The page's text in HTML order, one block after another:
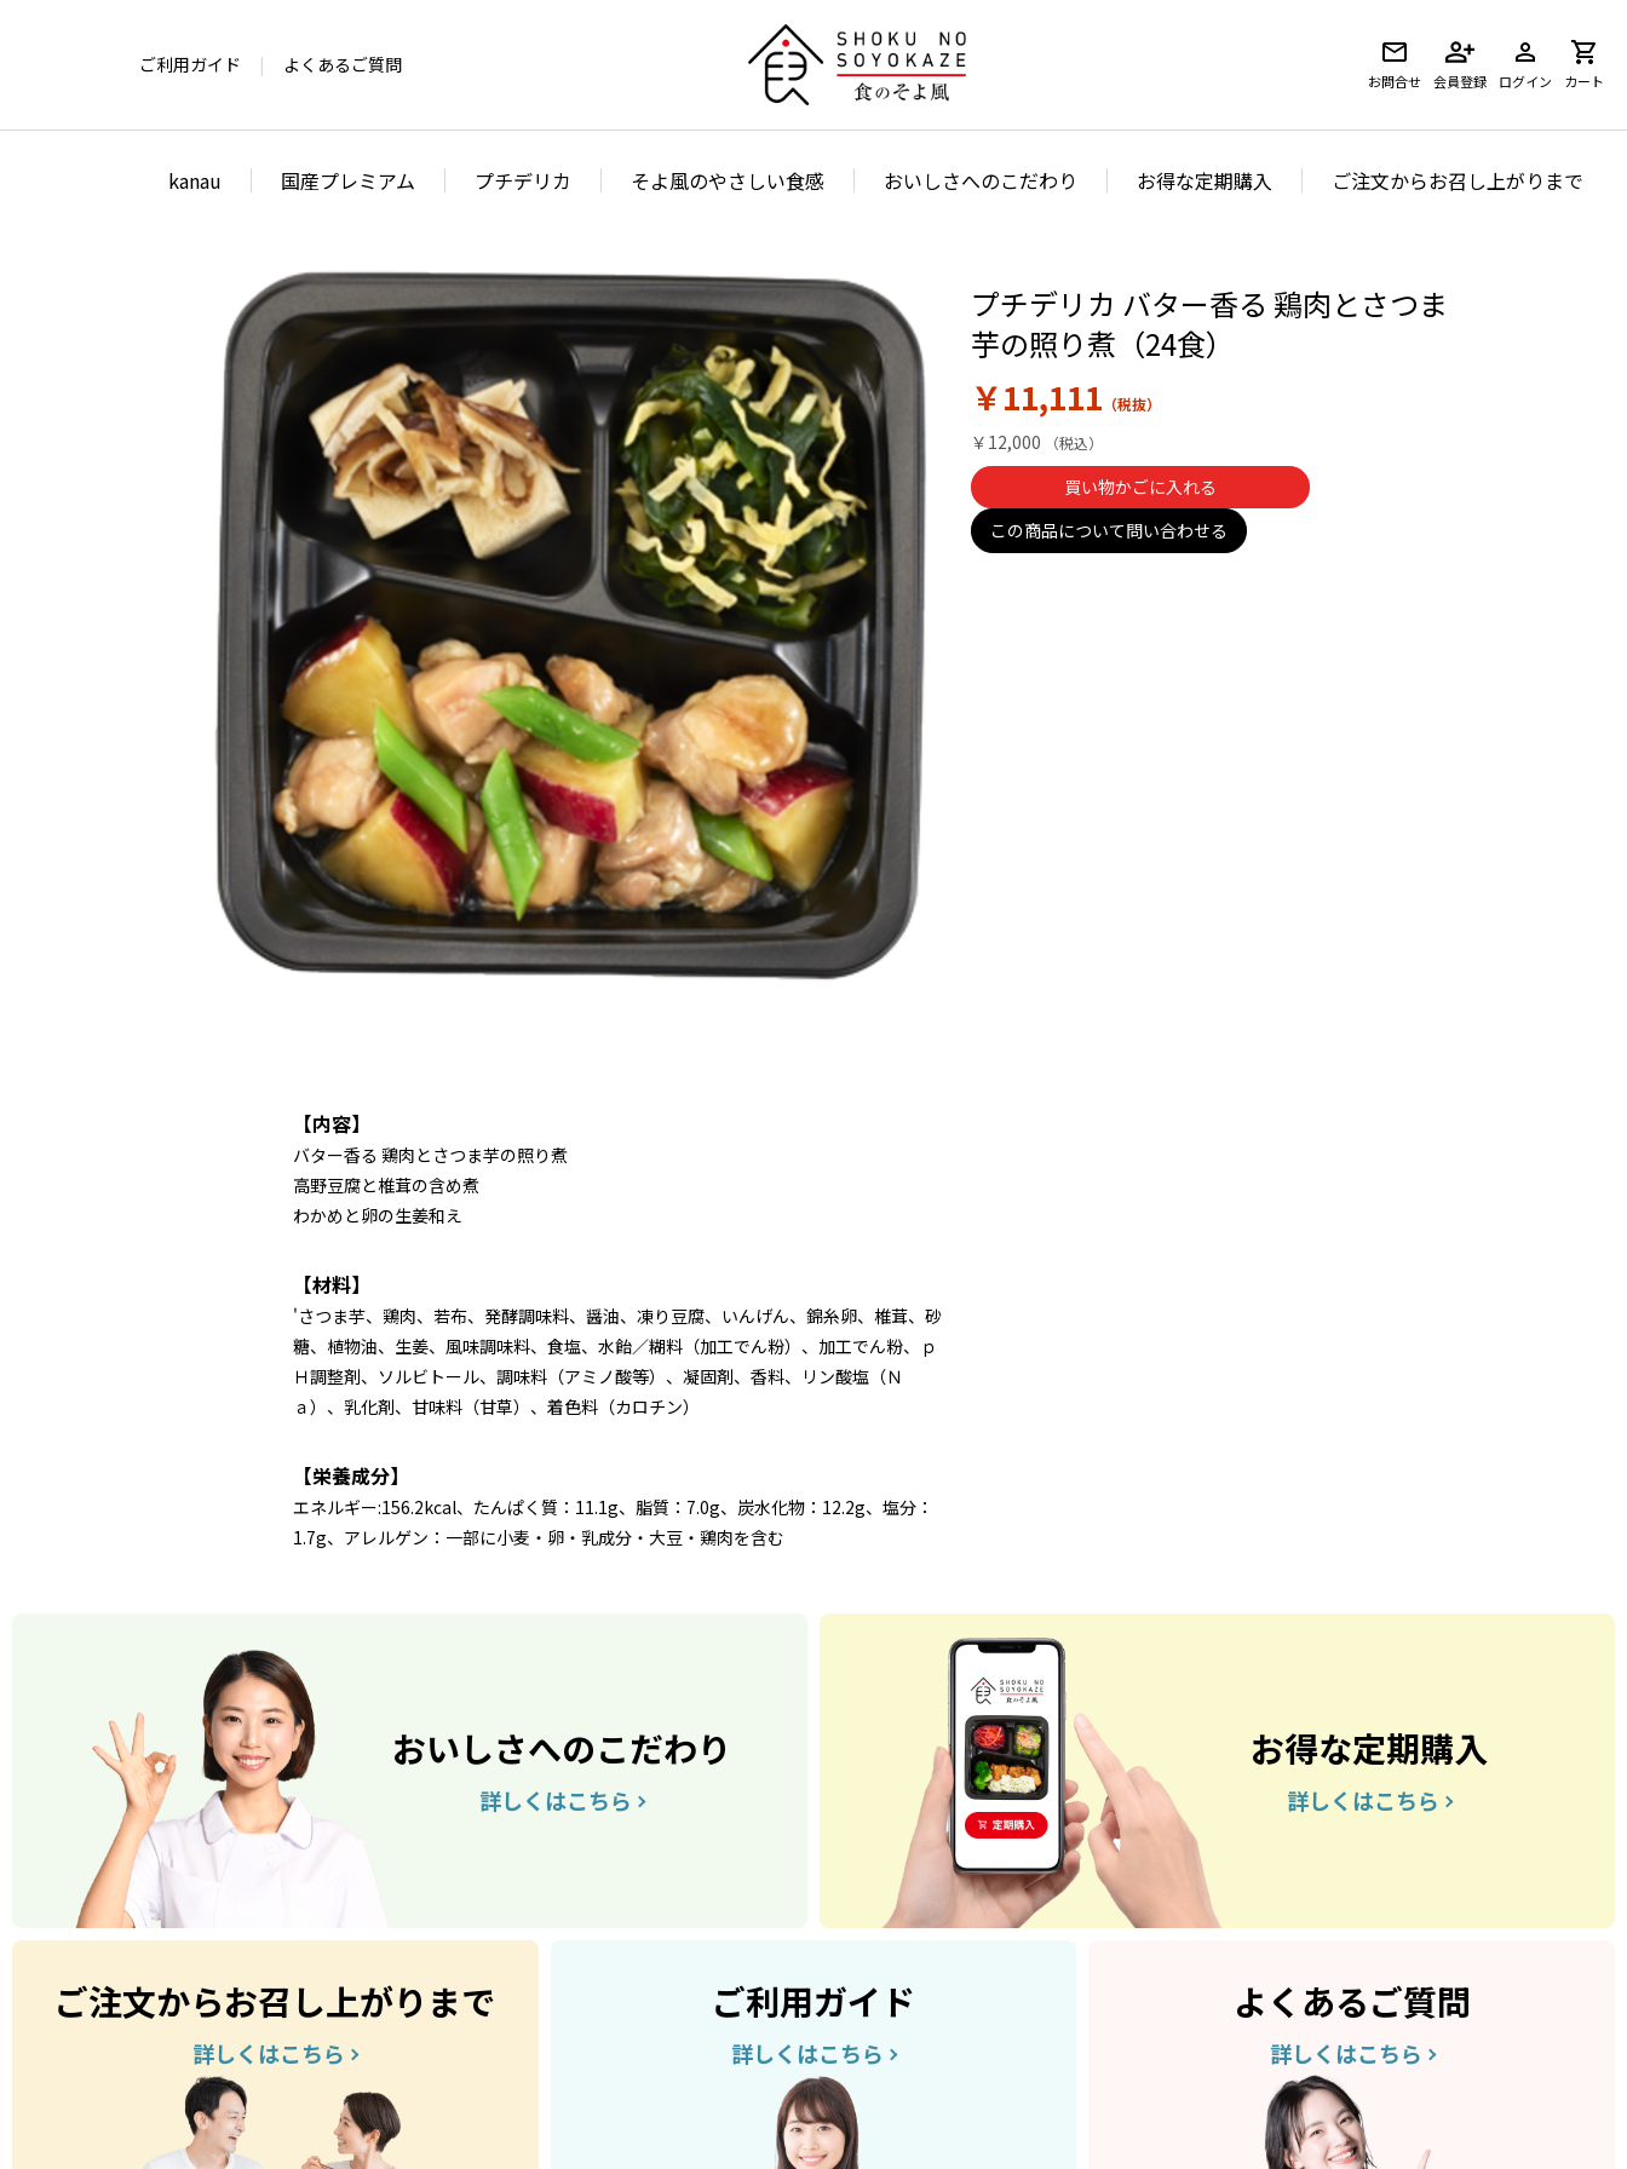
ご利用ガイド よくあるご質問
お問合せ 会員登録 ログイン カート
kanau 国産プレミアム プチデリカ そよ風のやさしい食感 おいしさへのこだわり お得な定期購入 ご注文からお召し上がりまで
【内容】
バター香る 鶏肉とさつま芋の照り煮
高野豆腐と椎茸の含め煮
わかめと卵の生姜和え
【材料】
'さつま芋、鶏肉、若布、発酵調味料、醤油、凍り豆腐、いんげん、錦糸卵、椎茸、砂
糖、植物油、生姜、風味調味料、食塩、水飴／糊料（加工でん粉）、加工でん粉、ｐ
Ｈ調整剤、ソルビトール、調味料（アミノ酸等）、凝固剤、香料、リン酸塩（Ｎ
ａ）、乳化剤、甘味料（甘草）、着色料（カロチン）
【栄養成分】
エネルギー:156.2kcal、たんぱく質：11.1g、脂質：7.0g、炭水化物：12.2g、塩分：
1.7g、アレルゲン：一部に小麦・卵・乳成分・大豆・鶏肉を含む
プチデリカ バター香る 鶏肉とさつま
芋の照り煮（24食）
￥12,000
￥11,111
買い物かごに入れる
この商品について問い合わせる
おいしさへのこだわり
詳しくはこちら
お得な定期購入
詳しくはこちら
ご注文からお召し上がりまで
詳しくはこちら
ご利用ガイド
詳しくはこちら
よくあるご質問
詳しくはこちら